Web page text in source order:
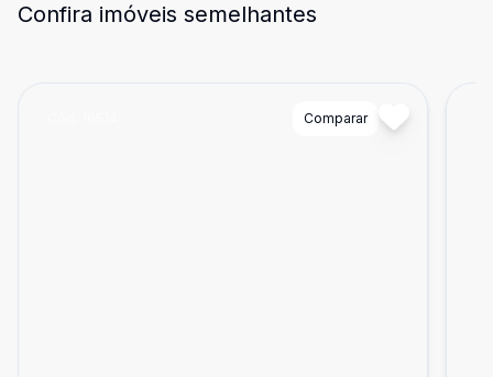
Confira imóveis semelhantes
Comparar